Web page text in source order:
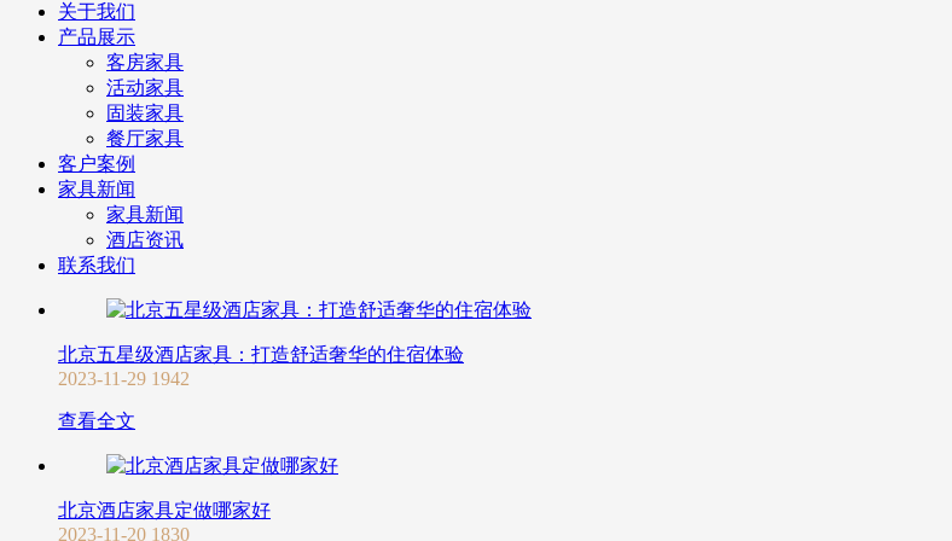
关于我们
产品展示
客房家具
活动家具
固装家具
餐厅家具
客户案例
家具新闻
家具新闻
酒店资讯
联系我们
北京五星级酒店家具：打造舒适奢华的住宿体验
2023-11-29 1942
查看全文
北京酒店家具定做哪家好
2023-11-20 1830